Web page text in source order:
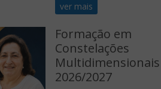
ver mais
Formação em
Constelações
Multidimensionais
2026/2027